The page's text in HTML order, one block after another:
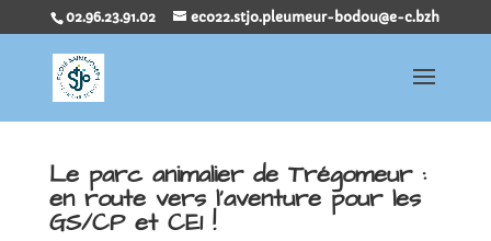
02.96.23.91.02 eco22.stjo.pleumeur-bodou@e-c.bzh
Le parc animalier de Trégomeur :
en route vers l’aventure pour les
GS/CP et CE1 !